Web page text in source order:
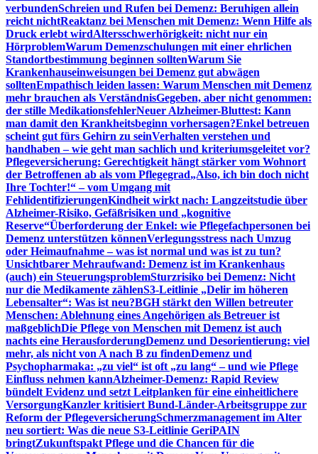
verbundenSchreien und Rufen bei Demenz: Beruhigen allein
reicht nichtReaktanz bei Menschen mit Demenz: Wenn Hilfe als
Druck erlebt wirdAltersschwerhörigkeit: nicht nur ein
HörproblemWarum Demenzschulungen mit einer ehrlichen
Standortbestimmung beginnen solltenWarum Sie
Krankenhauseinweisungen bei Demenz gut abwägen
solltenEmpathisch leiden lassen: Warum Menschen mit Demenz
mehr brauchen als VerständnisGegeben, aber nicht genommen:
der stille MedikationsfehlerNeuer Alzheimer-Bluttest: Kann
man damit den Krankheitsbeginn vorhersagen?Enkel betreuen
scheint gut fürs Gehirn zu seinVerhalten verstehen und
handhaben – wie geht man sachlich und kriteriumsgeleitet vor?
Pflegeversicherung: Gerechtigkeit hängt stärker vom Wohnort
der Betroffenen ab als vom Pflegegrad„Also, ich bin doch nicht
Ihre Tochter!“ – vom Umgang mit
FehlidentifizierungenKindheit wirkt nach: Langzeitstudie über
Alzheimer-Risiko, Gefäßrisiken und „kognitive
Reserve“Überforderung der Enkel: wie Pflegefachpersonen bei
Demenz unterstützen könnenVerlegungsstress nach Umzug
oder Heimaufnahme – was ist normal und was ist zu tun?
Unsichtbarer Mehraufwand: Demenz ist im Krankenhaus
(auch) ein SteuerungsproblemSturzrisiko bei Demenz: Nicht
nur die Medikamente zählenS3-Leitlinie „Delir im höheren
Lebensalter“: Was ist neu?BGH stärkt den Willen betreuter
Menschen: Ablehnung eines Angehörigen als Betreuer ist
maßgeblichDie Pflege von Menschen mit Demenz ist auch
nachts eine HerausforderungDemenz und Desorientierung: viel
mehr, als nicht von A nach B zu findenDemenz und
Psychopharmaka: „zu viel“ ist oft „zu lang“ – und wie Pflege
Einfluss nehmen kannAlzheimer-Demenz: Rapid Review
bündelt Evidenz und setzt Leitplanken für eine einheitlichere
VersorgungKanzler kritisiert Bund-Länder-Arbeitsgruppe zur
Reform der PflegeversicherungSchmerzmanagement im Alter
neu sortiert: Was die neue S3-Leitlinie GeriPAIN
bringtZukunftspakt Pflege und die Chancen für die